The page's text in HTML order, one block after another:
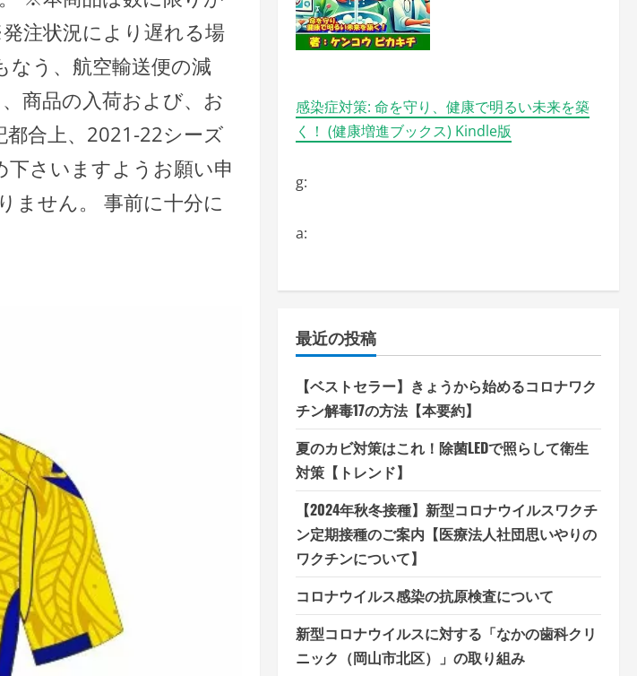
注状況により遅れる場
う、航空輸送便の減
商品の入荷および、お
合上、2021-22シーズ
さいますようお願い申
ません。 事前に十分に
感染症対策: 命を守り、健康で明るい未来を築
く！ (健康増進ブックス) Kindle版
g:
a:
最近の投稿
【ベストセラー】きょうから始めるコロナワク
チン解毒17の方法【本要約】
夏のカビ対策はこれ！除菌LEDで照らして衛生
対策【トレンド】
【2024年秋冬接種】新型コロナウイルスワクチ
ン定期接種のご案内【医療法人社団思いやりの
ワクチンについて】
コロナウイルス感染の抗原検査について
新型コロナウイルスに対する「なかの歯科クリ
ニック（岡山市北区）」の取り組み